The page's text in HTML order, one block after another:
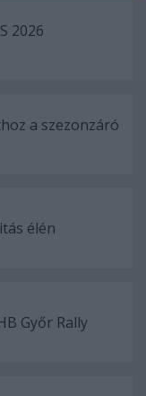
2026
a szezonzáró
élén
Győr Rally